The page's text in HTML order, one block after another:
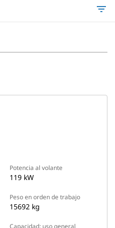
filter_list
Potencia al volante
119 kW
Peso en orden de trabajo
15692 kg
Capacidad: uso general